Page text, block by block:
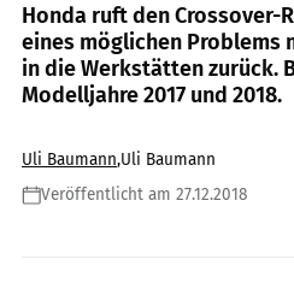
Honda ruft den Crossover-
eines möglichen Problems
in die Werkstätten zurück.
Modelljahre 2017 und 2018.
Uli Baumann,Uli Baumann
Veröffentlicht am 27.12.2018